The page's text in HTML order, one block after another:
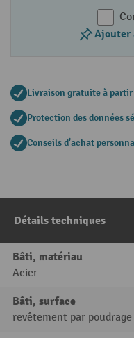
Ajouter
Livraison gratuite à partir
Protection des données
Conseils d'achat
Détails techniques
Bâti, matériau
Acier
Bâti, surface
revêtement par poudrage